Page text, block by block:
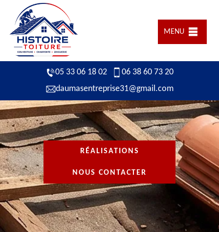
MENU
05 33 06 18 02
06 38 60 73 20
daumasentreprise31@gmail.com
RÉALISATIONS
NOUS CONTACTER